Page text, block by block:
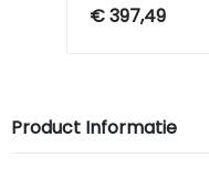
€ 397,49
Product Informatie